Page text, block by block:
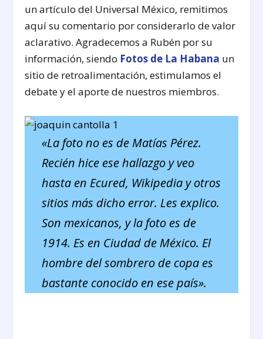
un artículo del Universal México, remitimos
aquí su comentario por considerarlo de valor
aclarativo. Agradecemos a Rubén por su
información, siendo Fotos de La Habana un
sitio de retroalimentación, estimulamos el
debate y el aporte de nuestros miembros.
«La foto no es de Matías Pérez.
Recién hice ese hallazgo y veo
hasta en Ecured, Wikipedia y otros
sitios más dicho error. Les explico.
Son mexicanos, y la foto es de
1914. Es en Ciudad de México. El
hombre del sombrero de copa es
bastante conocido en ese país».